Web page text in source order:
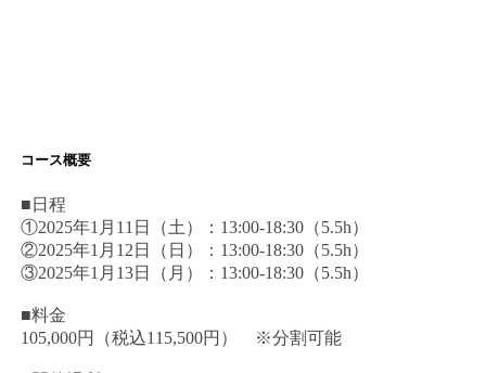
コース概要
■日程
①2025年1月11日（土）：13:00-18:30（5.5h）
②2025年1月12日（日）：13:00-18:30（5.5h）
③2025年1月13日（月）：13:00-18:30（5.5h）
■料金
105,000円（税込115,500円） ※分割可能